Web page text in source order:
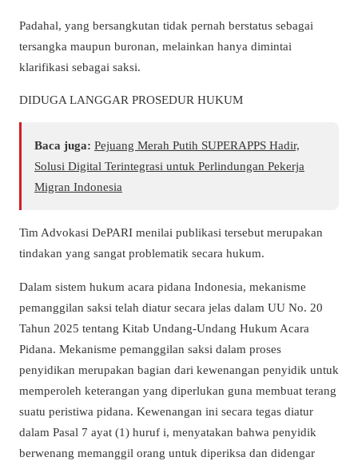
Padahal, yang bersangkutan tidak pernah berstatus sebagai
tersangka maupun buronan, melainkan hanya dimintai
klarifikasi sebagai saksi.
DIDUGA LANGGAR PROSEDUR HUKUM
Baca juga: Pejuang Merah Putih SUPERAPPS Hadir,
Solusi Digital Terintegrasi untuk Perlindungan Pekerja
Migran Indonesia
Tim Advokasi DePARI menilai publikasi tersebut merupakan
tindakan yang sangat problematik secara hukum.
Dalam sistem hukum acara pidana Indonesia, mekanisme
pemanggilan saksi telah diatur secara jelas dalam UU No. 20
Tahun 2025 tentang Kitab Undang-Undang Hukum Acara
Pidana. Mekanisme pemanggilan saksi dalam proses
penyidikan merupakan bagian dari kewenangan penyidik untuk
memperoleh keterangan yang diperlukan guna membuat terang
suatu peristiwa pidana. Kewenangan ini secara tegas diatur
dalam Pasal 7 ayat (1) huruf i, menyatakan bahwa penyidik
berwenang memanggil orang untuk diperiksa dan didengar